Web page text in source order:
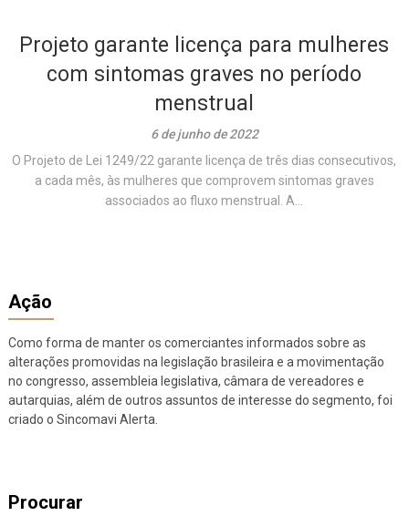
Projeto garante licença para mulheres
com sintomas graves no período
menstrual
6 de junho de 2022
O Projeto de Lei 1249/22 garante licença de três dias consecutivos,
a cada mês, às mulheres que comprovem sintomas graves
associados ao fluxo menstrual. A...
Ação
Como forma de manter os comerciantes informados sobre as
alterações promovidas na legislação brasileira e a movimentação
no congresso, assembleia legislativa, câmara de vereadores e
autarquias, além de outros assuntos de interesse do segmento, foi
criado o Sincomavi Alerta.
Procurar